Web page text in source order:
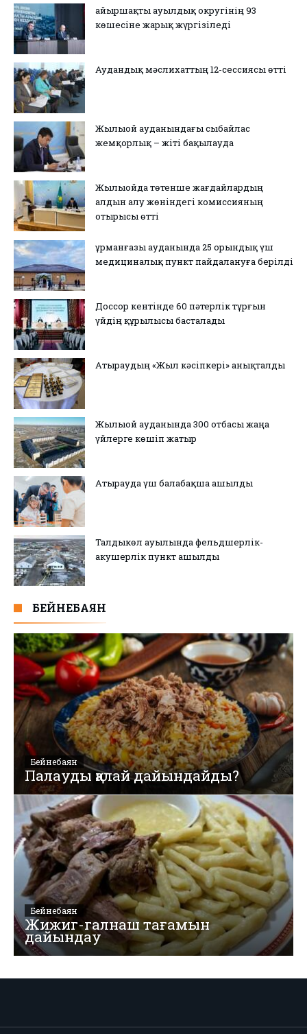
Қайыршақты ауылдық округінің 93
көшесіне жарық жүргізіледі
Аудандық мәслихаттың 12-сессиясы өтті
Жылыой ауданындағы сыбайлас
жемқорлық – жіті бақылауда
Жылыойда төтенше жағдайлардың
алдын алу жөніндегі комиссияның
отырысы өтті
Құрманғазы ауданында 25 орындық үш
медициналық пункт пайдалануға берілді
Доссор кентінде 60 пәтерлік тұрғын
үйдің құрылысы басталады
Атыраудың «Жыл кәсіпкері» анықталды
Жылыой ауданында 300 отбасы жаңа
үйлерге көшіп жатыр
Атырауда үш балабақша ашылды
Талдыкөл ауылында фельдшерлік-
акушерлік пункт ашылды
БЕЙНЕБАЯН
Бейнебаян
Палауды қалай дайындайды?
Бейнебаян
Жижиг-галнаш тағамын
дайындау